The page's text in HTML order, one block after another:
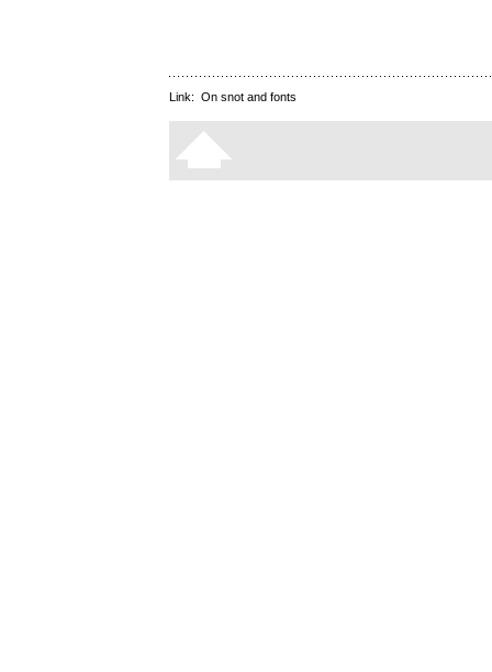
Link: On snot and fonts